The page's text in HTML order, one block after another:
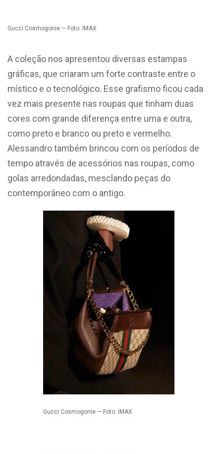
Gucci Cosmogonie — Foto: IMAX
A coleção nos apresentou diversas estampas
gráficas, que criaram um forte contraste entre o
místico e o tecnológico. Esse grafismo ficou cada
vez mais presente nas roupas que tinham duas
cores com grande diferença entre uma e outra,
como preto e branco ou preto e vermelho.
Alessandro também brincou com os períodos de
tempo através de acessórios nas roupas, como
golas arredondadas, mesclando peças do
contemporâneo com o antigo.
Gucci Cosmogonie — Foto: IMAX